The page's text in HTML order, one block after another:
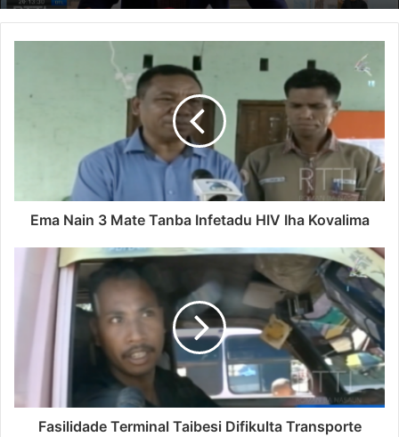
Ema Nain 3 Mate Tanba Infetadu HIV Iha Kovalima
Fasilidade Terminal Taibesi Difikulta Transporte